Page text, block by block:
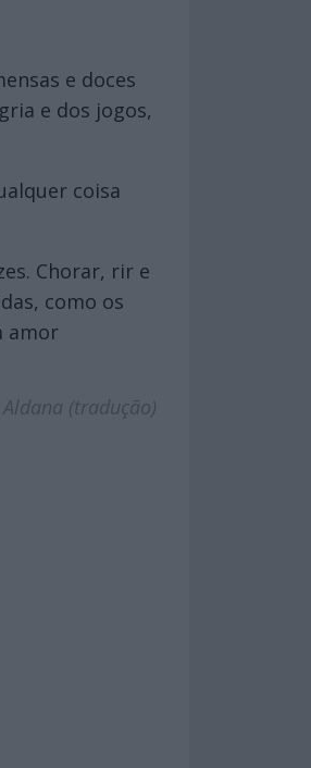
e doces
e dos jogos,
coisa
Chorar, rir e
como os
amor
(tradução)